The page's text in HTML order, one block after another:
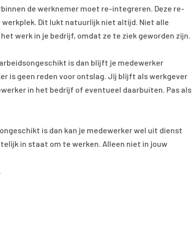
de werknemer moet re-integreren. Deze re-
Dit lukt natuurlijk niet altijd. Niet alle
werk in je bedrijf, omdat ze te ziek geworden zijn.
is dan blijft je medewerker
is geen reden voor ontslag. Jij blijft als werkgever
in het bedrijf of eventueel daarbuiten. Pas als
is dan kan je medewerker wel uit dienst
in staat om te werken. Alleen niet in jouw